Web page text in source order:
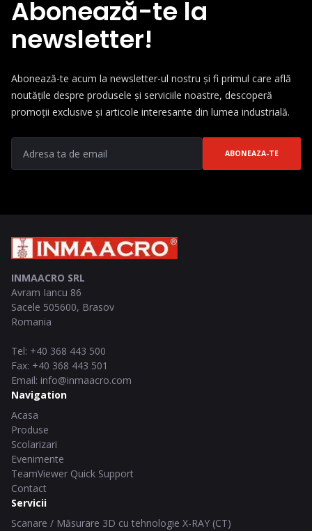
Abonează-te la
newsletter!
Abonează-te acum la newsletter-ul nostru și fi primul care află
noutățile despre produsele și serviciile noastre, descoperă
promoții exclusive și articole interesante din lumea industrială.
ABONEAZA-TE
INMAACRO SRL
Avram Iancu 86
Sacele 505600, Brasov
Romania
Tel: +40 368 443 500
Fax: +40 368 443 501
Email: info@inmaacro.com
Navigation
Acasa
Produse
Scolarizari
Evenimente
TeamViewer Quick Support
Contact
Servicii
Scanare / Măsurare 3D cu tehnologie X-RAY (CT)